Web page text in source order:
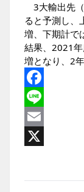
3大輸出先
ると予測し、
増、下期計で
結果、2021
増となり、2
Facebook
Line
Email